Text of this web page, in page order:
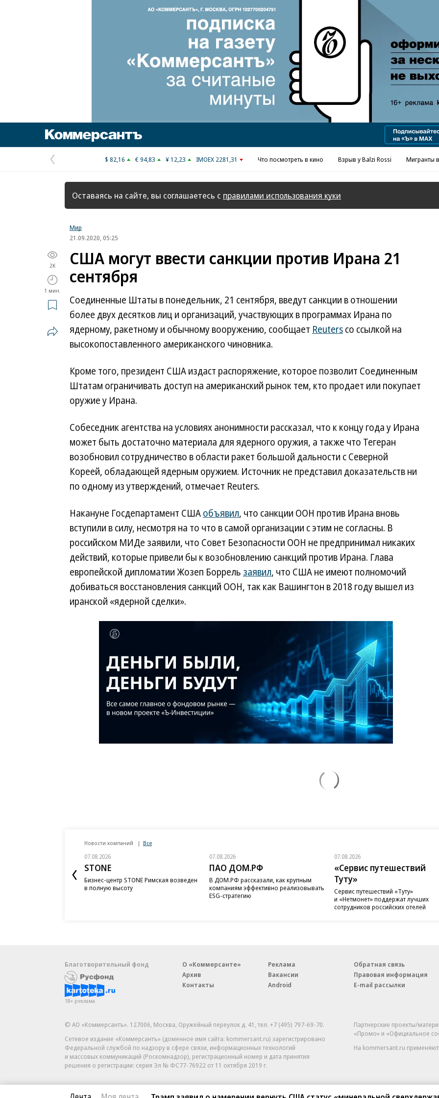
Реклама в «Ъ» www.kommersant.ru/ad
Предыдущая
страница
$ 82,16 € 94,83 ¥ 12,23 IMOEX 2281,31 Что посмотреть в кино Взрыв у Balzi Rossi Мигранты
Оставаясь на сайте, вы соглашаетесь с правилами использования куки
Мир
21.09.2020, 05:25
2K
1 мин.
США могут ввести санкции против Ирана 21
сентября
Соединенные Штаты в понедельник, 21 сентября, введут санкции в отношении
более двух десятков лиц и организаций, участвующих в программах Ирана по
ядерному, ракетному и обычному вооружению, сообщает Reutersсо ссылкой на
высокопоставленного американского чиновника.
Кроме того, президент США издаст распоряжение, которое позволит Соединенным
Штатам ограничивать доступ на американский рынок тем, кто продает или покупает
оружие у Ирана.
Собеседник агентства на условиях анонимности рассказал, что к концу года у Ирана
может быть достаточно материала для ядерного оружия, а также что Тегеран
возобновил сотрудничество в области ракет большой дальности с Северной
Кореей, обладающей ядерным оружием. Источник не представил доказательств ни
по одному из утверждений, отмечает Reuters.
Накануне Госдепартамент СШАобъявил, что санкции ООН против Ирана вновь
вступили в силу, несмотря на то что в самой организации c этим не согласны. В
российском МИДе заявили, что Совет Безопасности ООН не предпринимал никаких
действий, которые привели бы к возобновлению санкций против Ирана. Глава
европейской дипломатии Жозеп Боррель заявил, что США не имеют полномочий
добиваться восстановления санкций ООН, так как Вашингтон в 2018 году вышел из
иранской «ядерной сделки».
Новости компаний Все
07.08.2026
STONE
Бизнес-центр STONE Римская возведен
в полную высоту
07.08.2026
ПАО ДОМ.РФ
В ДОМ.РФ рассказали, как крупным
компаниям эффективно реализовывать
ESG-стратегию
07.08.2026
«Сервис путешествий
Туту»
Сервис путешествий «Туту»
и «Нетмонет» поддержат лучших
сотрудников российских отелей
Благотворительный фонд
18+ реклама
О «Коммерсанте»
Архив
Контакты
Реклама
Вакансии
Android
Обратная связь
Правовая информация
E-mail рассылки
© АО «Коммерсантъ». 127006, Москва, Оружейный переулок д. 41,тел. +7 (495) 797-69-70.
Сетевое издание «Коммерсантъ» (доменное имя сайта: kommersant.ru) зарегистрировано
Федеральной службой по надзору в сфере связи, информационных технологий
и массовых коммуникаций (Роскомнадзор), регистрационный номер и дата принятия
решения о регистрации: серия Эл № ФС77-76922 от 11 октября 2019 г.
Партнерские проекты/
«Промо» и «Официальное
На kommersant.ru